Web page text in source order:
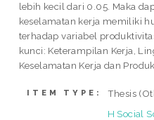
lebih kecil dari 0.05. Maka
keselamatan kerja memiliki
terhadap variabel
kunci: Keterampilan Kerja,
Keselamatan Kerja dan
ITEM TYPE: Thesis
H Social